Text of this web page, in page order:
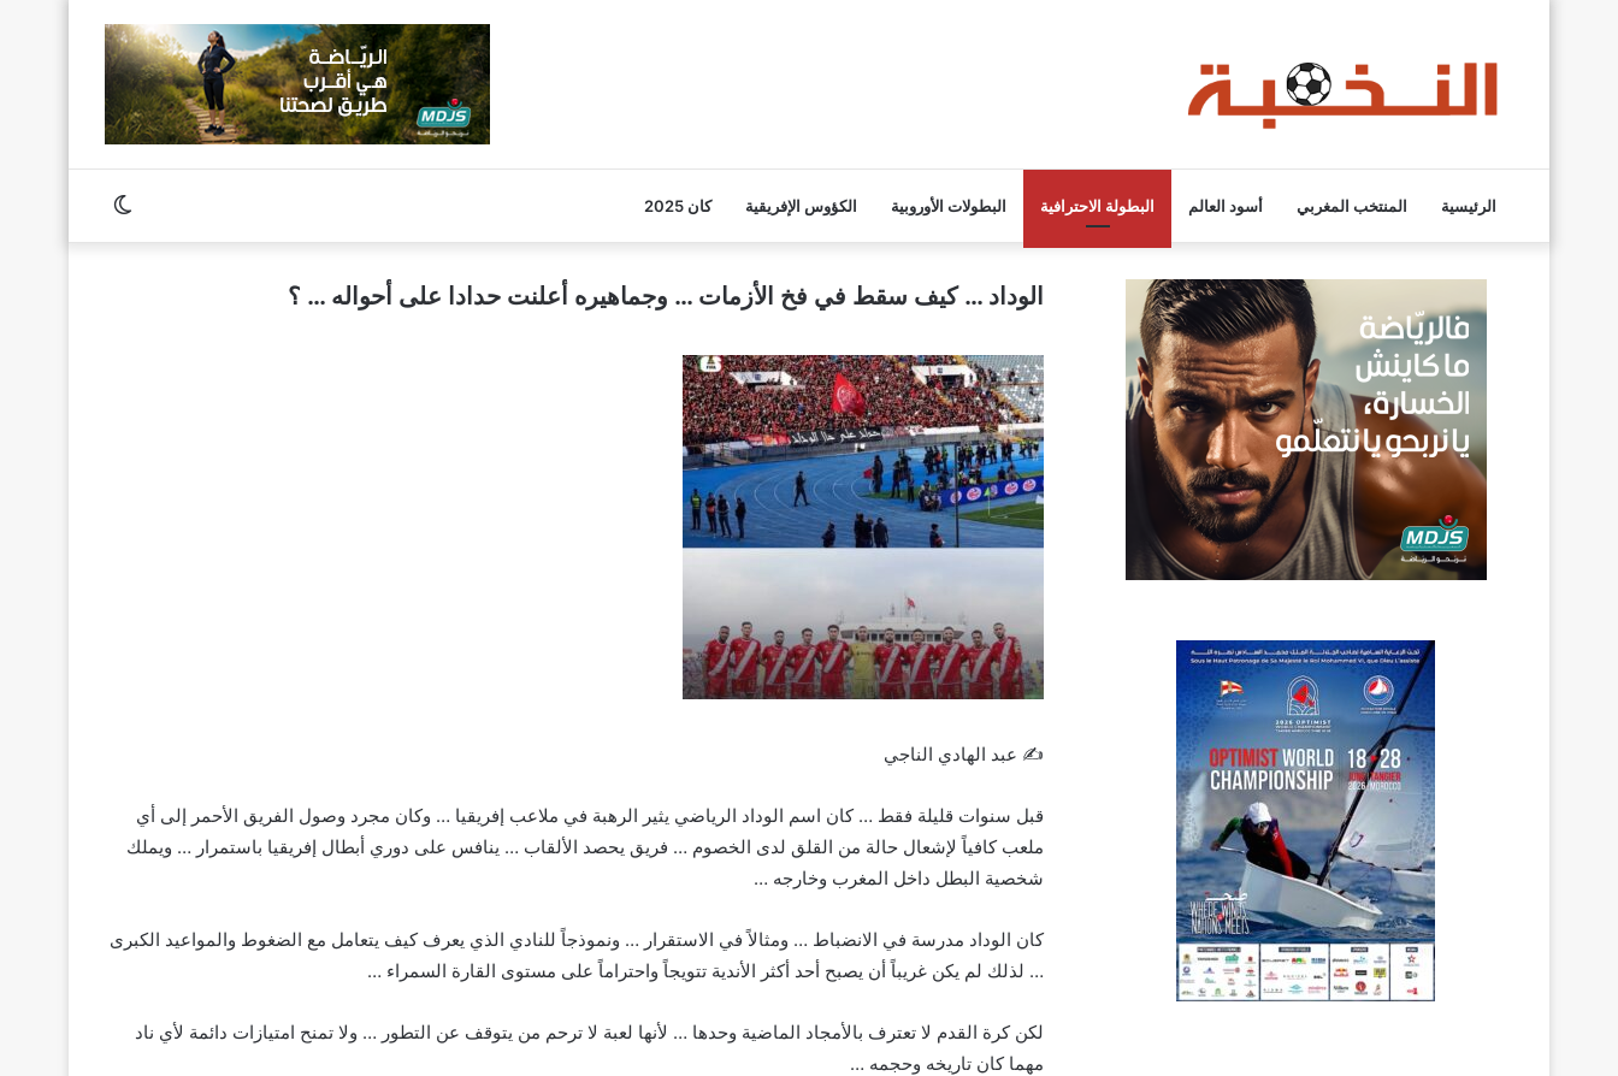
الرئيسية المنتخب المغربي أسود العالم البطولة الاحترافية البطولات الأوروبية الكؤوس الإفريقية كان 2025
الوداد … كيف سقط في فخ الأزمات … وجماهيره أعلنت حدادا على أحواله … ؟
✍️ عبد الهادي الناجي
قبل سنوات قليلة فقط … كان اسم الوداد الرياضي يثير الرهبة في ملاعب إفريقيا … وكان مجرد وصول الفريق الأحمر إلى أي
ملعب كافياً لإشعال حالة من القلق لدى الخصوم … فريق يحصد الألقاب … ينافس على دوري أبطال إفريقيا باستمرار … ويملك
شخصية البطل داخل المغرب وخارجه …
كان الوداد مدرسة في الانضباط … ومثالاً في الاستقرار … ونموذجاً للنادي الذي يعرف كيف يتعامل مع الضغوط والمواعيد الكبرى
… لذلك لم يكن غريباً أن يصبح أحد أكثر الأندية تتويجاً واحتراماً على مستوى القارة السمراء …
لكن كرة القدم لا تعترف بالأمجاد الماضية وحدها … لأنها لعبة لا ترحم من يتوقف عن التطور … ولا تمنح امتيازات دائمة لأي ناد
مهما كان تاريخه وحجمه …